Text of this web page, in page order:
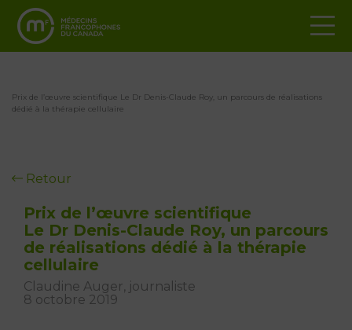
Prix de l’œuvre scientifique Le Dr Denis-Claude Roy, un parcours de réalisations
dédié à la thérapie cellulaire
Retour
Prix de l’œuvre scientifique
Le Dr Denis-Claude Roy, un parcours
de réalisations dédié à la thérapie
cellulaire
Claudine Auger, journaliste
8 octobre 2019